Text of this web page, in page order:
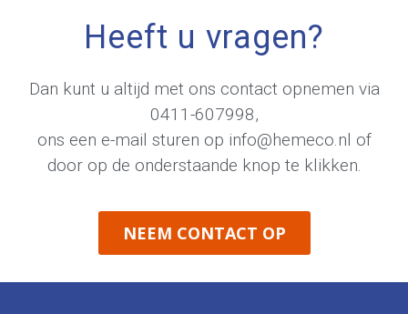
Heeft u vragen?
Dan kunt u altijd met ons contact opnemen via
0411-607998,
ons een e-mail sturen op info@hemeco.nl of
door op de onderstaande knop te klikken.
NEEM CONTACT OP